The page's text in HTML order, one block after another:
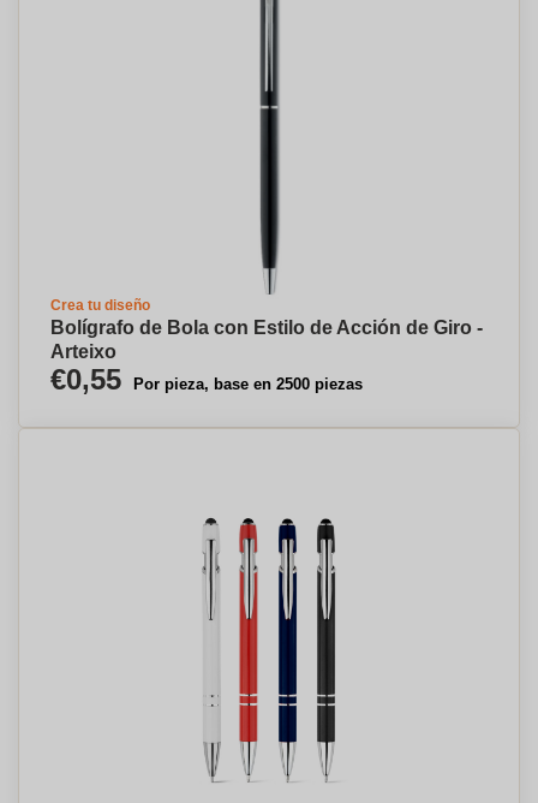
Crea tu diseño
Bolígrafo de Bola con Estilo de Acción de Giro -
Arteixo
€0,55 Por pieza, base en 2500 piezas